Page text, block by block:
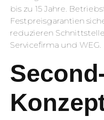
bis zu 15 Jahre.
Festpreisgarantien
reduzieren
Servicefirma und WEG.